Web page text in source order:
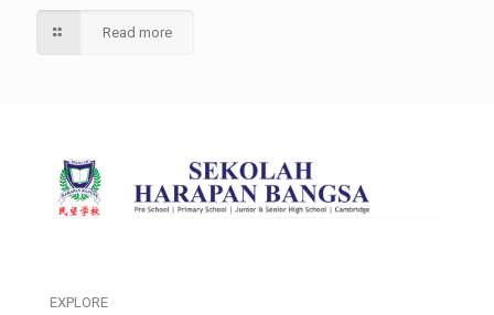
Read more
EXPLORE